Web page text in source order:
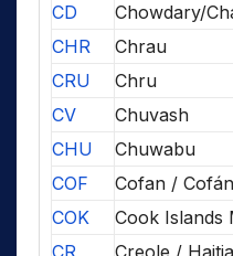
CD
Chowdary/
CHR
Chrau
CRU
Chru
CV
Chuvash
CHU
Chuwabu
COF
Cofan / Cofán
COK
Cook Islands